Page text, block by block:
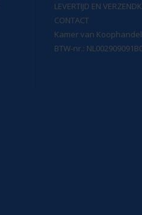
LEVERTIJD EN
CONTACT
Kamer van
BTW-nr.: